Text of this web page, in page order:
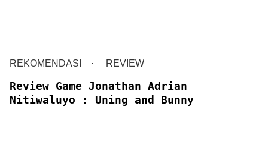
REKOMENDASI REVIEW
Review Game Jonathan Adrian
Nitiwaluyo : Uning and Bunny